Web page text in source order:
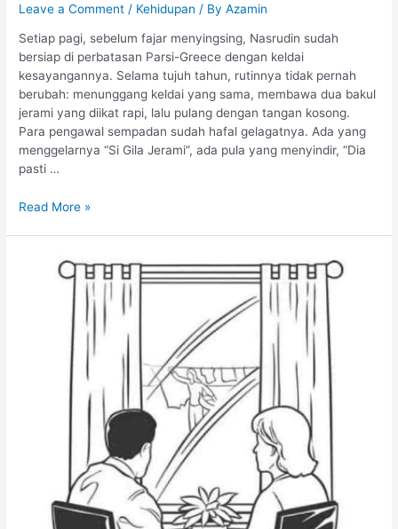
Leave a Comment / Kehidupan / ByAzamin
Setiap pagi, sebelum fajar menyingsing, Nasrudin sudah
bersiap di perbatasan Parsi-Greece dengan keldai
kesayangannya. Selama tujuh tahun, rutinnya tidak pernah
berubah: menunggang keldai yang sama, membawa dua bakul
jerami yang diikat rapi, lalu pulang dengan tangan kosong.
Para pengawal sempadan sudah hafal gelagatnya. Ada yang
menggelarnya “Si Gila Jerami”, ada pula yang menyindir, “Dia
pasti …
Read More »
Kekotoran